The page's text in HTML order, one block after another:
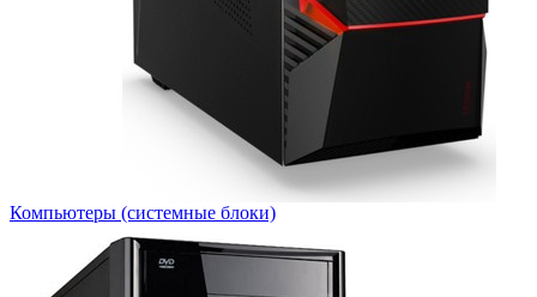
Компьютеры (системные блоки)